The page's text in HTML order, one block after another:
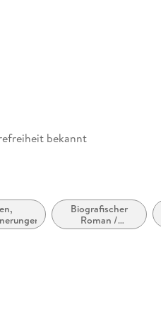
bekannt
Biografischer
Roman /
Autobiografischer